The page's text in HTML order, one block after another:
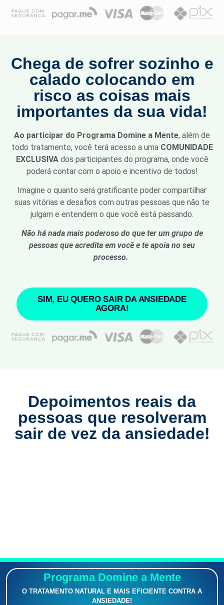
Chega de sofrer sozinho e
calado colocando em
risco as coisas mais
importantes da sua vida!
Ao participar do Programa Domine a Mente, além de
todo tratamento, você terá acesso a uma COMUNIDADE
EXCLUSIVAdos participantes do programa, onde você
poderá contar com o apoio e incentivo de todos!
Imagine o quanto será gratificante poder compartilhar
suas vitórias e desafios com outras pessoas que não te
julgam e entendem o que você está passando.
Não há nada mais poderoso do que ter um grupo de
pessoas que acredita em você e te apoia no seu
processo.
SIM, EU QUERO SAIR DA ANSIEDADE
AGORA!
Depoimentos reais da
pessoas que resolveram
sair de vez da ansiedade!
Programa Domine a Mente
O TRATAMENTO NATURAL E MAIS EFICIENTE CONTRA A
ANSIEDADE!